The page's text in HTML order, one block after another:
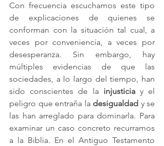
Con frecuencia escuchamos este tipo
de explicaciones de quienes se
conforman con la situación tal cual, a
veces por conveniencia, a veces por
desesperanza. Sin embargo, hay
múltiples evidencias de que las
sociedades, a lo largo del tiempo, han
sido conscientes de la injusticia y el
peligro que entraña la desigualdad y se
las han arreglado para dominarla. Para
examinar un caso concreto recurramos
a la Biblia. En el Antiguo Testamento